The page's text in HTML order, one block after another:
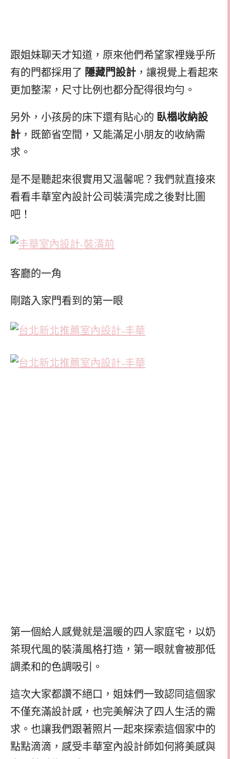
跟姐妹聊天才知道，原來他們希望家裡幾乎所
有的門都採用了 隱藏門設計 ，讓視覺上看起來
更加整潔，尺寸比例也都分配得很均勻。
另外，小孩房的床下還有貼心的 臥榻收納設
計 ，既節省空間，又能滿足小朋友的收納需
求。
是不是聽起來很實用又溫馨呢？我們就直接來
看看丰華室內設計公司裝潢完成之後對比圖
吧！
客廳的一角
剛踏入家門看到的第一眼
第一個給人感覺就是溫暖的四人家庭宅，以奶
茶現代風的裝潢風格打造，第一眼就會被那低
調柔和的色調吸引。
這次大家都讚不絕口，姐妹們一致認同這個家
不僅充滿設計感，也完美解決了四人生活的需
求。也讓我們跟著照片一起來探索這個家中的
點點滴滴，感受丰華室內設計師如何將美感與